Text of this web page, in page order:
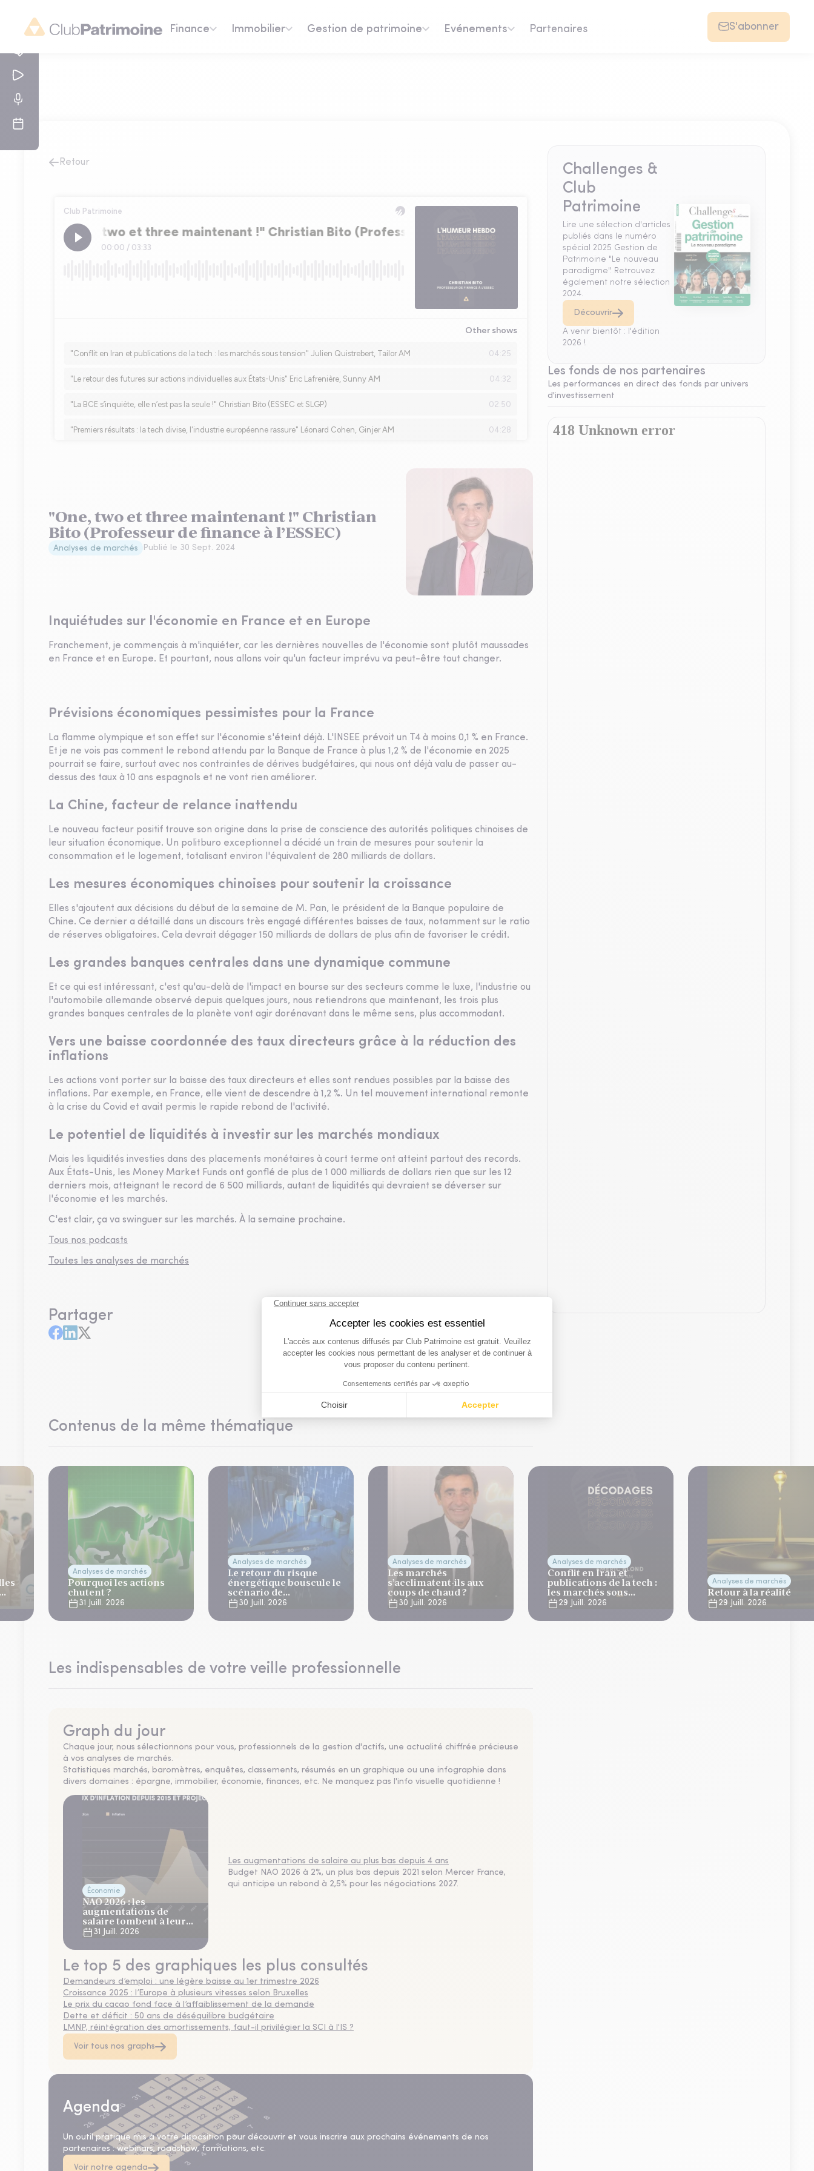
Finance Immobilier Gestion de patrimoine Evénements Partenaires S'abonner
Retour
"One, two et three maintenant !" Christian
Bito (Professeur de finance à l’ESSEC)
Analyses de marchés Publié le 30 Sept. 2024
Inquiétudes sur l'économie en France et en Europe
Franchement, je commençais à m'inquiéter, car les dernières nouvelles de l'économie sont plutôt maussades
en France et en Europe. Et pourtant, nous allons voir qu'un facteur imprévu va peut-être tout changer.
Prévisions économiques pessimistes pour la France
La flamme olympique et son effet sur l'économie s'éteint déjà. L'INSEE prévoit un T4 à moins 0,1 % en France.
Et je ne vois pas comment le rebond attendu par la Banque de France à plus 1,2 % de l'économie en 2025
pourrait se faire, surtout avec nos contraintes de dérives budgétaires, qui nous ont déjà valu de passer au-
dessus des taux à 10 ans espagnols et ne vont rien améliorer.
La Chine, facteur de relance inattendu
Le nouveau facteur positif trouve son origine dans la prise de conscience des autorités politiques chinoises de
leur situation économique. Un politburo exceptionnel a décidé un train de mesures pour soutenir la
consommation et le logement, totalisant environ l'équivalent de 280 milliards de dollars.
Les mesures économiques chinoises pour soutenir la croissance
Elles s'ajoutent aux décisions du début de la semaine de M. Pan, le président de la Banque populaire de
Chine. Ce dernier a détaillé dans un discours très engagé différentes baisses de taux, notamment sur le ratio
de réserves obligatoires. Cela devrait dégager 150 milliards de dollars de plus afin de favoriser le crédit.
Les grandes banques centrales dans une dynamique commune
Et ce qui est intéressant, c'est qu'au-delà de l'impact en bourse sur des secteurs comme le luxe, l'industrie ou
l'automobile allemande observé depuis quelques jours, nous retiendrons que maintenant, les trois plus
grandes banques centrales de la planète vont agir dorénavant dans le même sens, plus accommodant.
Vers une baisse coordonnée des taux directeurs grâce à la réduction des
inflations
Les actions vont porter sur la baisse des taux directeurs et elles sont rendues possibles par la baisse des
inflations. Par exemple, en France, elle vient de descendre à 1,2 %. Un tel mouvement international remonte
à la crise du Covid et avait permis le rapide rebond de l'activité.
Le potentiel de liquidités à investir sur les marchés mondiaux
Mais les liquidités investies dans des placements monétaires à court terme ont atteint partout des records.
Aux États-Unis, les Money Market Funds ont gonflé de plus de 1 000 milliards de dollars rien que sur les 12
derniers mois, atteignant le record de 6 500 milliards, autant de liquidités qui devraient se déverser sur
l'économie et les marchés.
C'est clair, ça va swinguer sur les marchés. À la semaine prochaine.
Tous nos podcasts
Toutes les analyses de marchés
Partager
Contenus de la même thématique
Analyses de marchés
Pourquoi les actions
chutent ?
31 Juill. 2026
Analyses de marchés
Le retour du risque
énergétique bouscule le
scénario de
normalisation
30 Juill. 2026
Analyses de marchés
Les marchés
s’acclimatent-ils aux
coups de chaud ?
30 Juill. 2026
Analyses de marchés
Conflit en Iran et
publications de la tech :
les marchés sous
tension
29 Juill. 2026
Analyses de marchés
Retour à la réalité
29 Juill. 2026
Les indispensables de votre veille professionnelle
Graph du jour
Chaque jour, nous sélectionnons pour vous, professionnels de la gestion d'actifs, une actualité chiffrée précieuse
à vos analyses de marchés.
Statistiques marchés, baromètres, enquêtes, classements, résumés en un graphique ou une infographie dans
divers domaines : épargne, immobilier, économie, finances, etc. Ne manquez pas l'info visuelle quotidienne !
Économie
NAO 2026 : les
augmentations de
salaire tombent à leur
plus bas niveau depuis 4
ans
31 Juill. 2026
Les augmentations de salaire au plus bas depuis 4 ans
Budget NAO 2026 à 2%, un plus bas depuis 2021 selon Mercer France,
qui anticipe un rebond à 2,5% pour les négociations 2027.
Le top 5 des graphiques les plus consultés
Demandeurs d’emploi : une légère baisse au 1er trimestre 2026
Croissance 2025 : l’Europe à plusieurs vitesses selon Bruxelles
Le prix du cacao fond face à l’affaiblissement de la demande
Dette et déficit : 50 ans de déséquilibre budgétaire
LMNP, réintégration des amortissements, faut-il privilégier la SCI à l'IS ?
Voir tous nos graphs
Agenda
Un outil pratique mis à votre disposition pour découvrir et vous inscrire aux prochains événements de nos
partenaires : webinars, roadshow, formations, etc.
Voir notre agenda
Challenges &
Club
Patrimoine
Lire une sélection d'articles
publiés dans le numéro
spécial 2025 Gestion de
Patrimoine "Le nouveau
paradigme". Retrouvez
également notre sélection
2024.
Découvrir
A venir bientôt : l'édition
2026 !
Les fonds de nos partenaires
Les performances en direct des fonds par univers
d'investissement